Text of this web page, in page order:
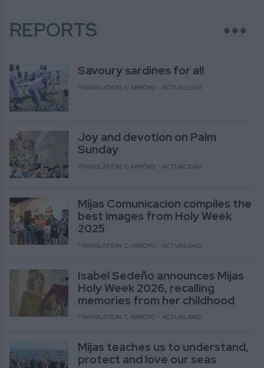
REPORTS more_horiz
Savoury sardines for all
TRANSLATION: C.ARROYO ACTUALIDAD
Joy and devotion on Palm
Sunday
TRANSLATION: C.ARROYO ACTUALIDAD
Mijas Comunicación compiles the
best images from Holy Week
2025
TRANSLATION: C.ARROYO ACTUALIDAD
Isabel Sedeño announces Mijas
Holy Week 2026, recalling
memories from her childhood
TRANSLATION: C.ARROYO ACTUALIDAD
Mijas teaches us to understand,
protect and love our seas